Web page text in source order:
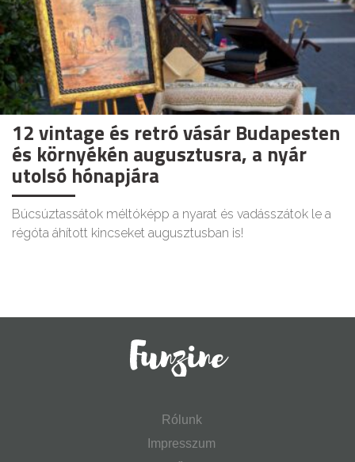
12 vintage és retró vásár Budapesten
és környékén augusztusra, a nyár
utolsó hónapjára
Búcsúztassátok méltóképp a nyarat és vadásszátok le a
régóta áhított kincseket augusztusban is!
Rólunk
Impresszum